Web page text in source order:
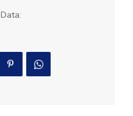
Data: